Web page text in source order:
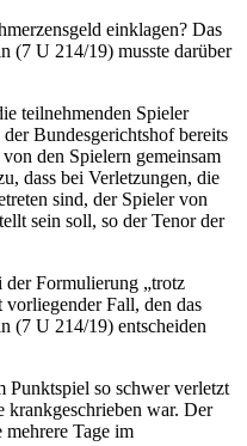
einklagen? Das
(7 U 214/19) musste darüber
teilnehmenden Spieler
Bundesgerichtshof bereits
den Spielern gemeinsam
dass bei Verletzungen, die
sind, der Spieler von
sein soll, so der Tenor der
der Formulierung „trotz
Fall, den das
(7 U 214/19) entscheiden
Punktspiel so schwer verletzt
krankgeschrieben war. Der
mehrere Tage im